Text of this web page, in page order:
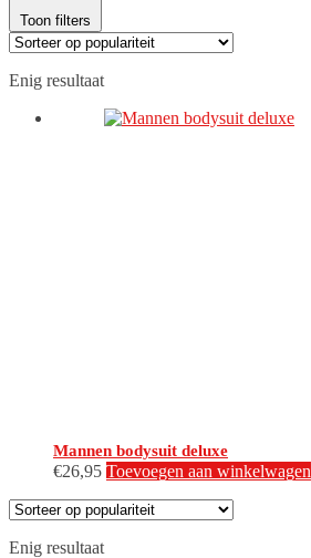
Toon filters
Enig resultaat
Mannen bodysuit deluxe
€26,95 Toevoegen aan winkelwagen
Enig resultaat